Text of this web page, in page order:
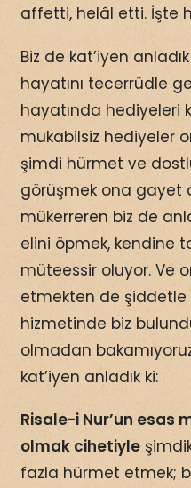
affetti, helâl etti. İşte
Biz de kat’iyen
hayatını tecerrüdle
hayatında hediyeleri
mukabilsiz hediyeler
şimdi hürmet ve
görüşmek ona gayet
mükerreren biz de
elini öpmek, kendine
müteessir oluyor. Ve
etmekten de şiddetle
hizmetinde biz
olmadan
kat’iyen anladık ki:
Risale-i Nur’un esas
olmak cihetiyle
fazla hürmet etmek;